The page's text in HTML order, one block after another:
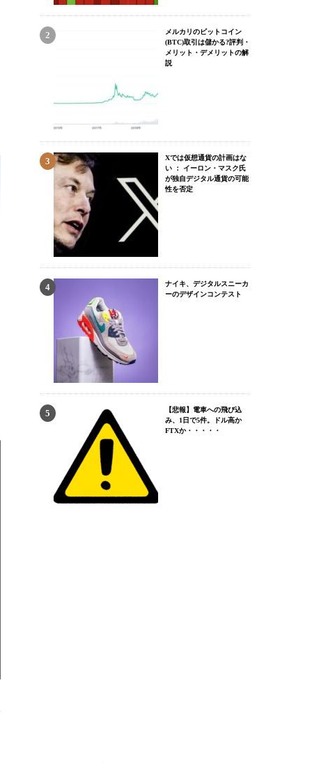
メルカリのビットコイン
(BTC)取引は儲かる?評判・
メリット・デメリットの解
説
Xでは仮想通貨の計画はな
い ： イーロン・マスク氏
が独自デジタル通貨の可能
性を否定
ナイキ、デジタルスニーカ
ーのデザインコンテスト
【悲報】電車への飛び込
み、1日で5件。ドル高か
FTXか・・・・・